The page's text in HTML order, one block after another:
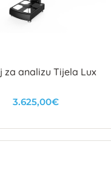
za analizu Tijela Lux
3.625,00€